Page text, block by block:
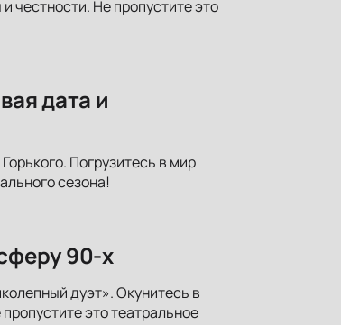
честности. Не пропустите это
дата и
Погрузитесь в мир
сезона!
90-х
дуэт». Окунитесь в
это театральное